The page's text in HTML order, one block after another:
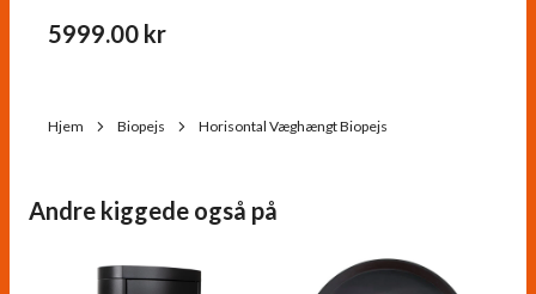
5999.00 kr
Hjem Biopejs Horisontal Væghængt Biopejs
Andre kiggede også på